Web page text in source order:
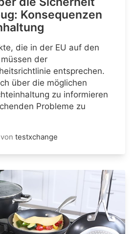
Konsequenzen
die in der EU auf den
der
entsprechen.
über die möglichen
zu informieren
Probleme zu
von testxchange